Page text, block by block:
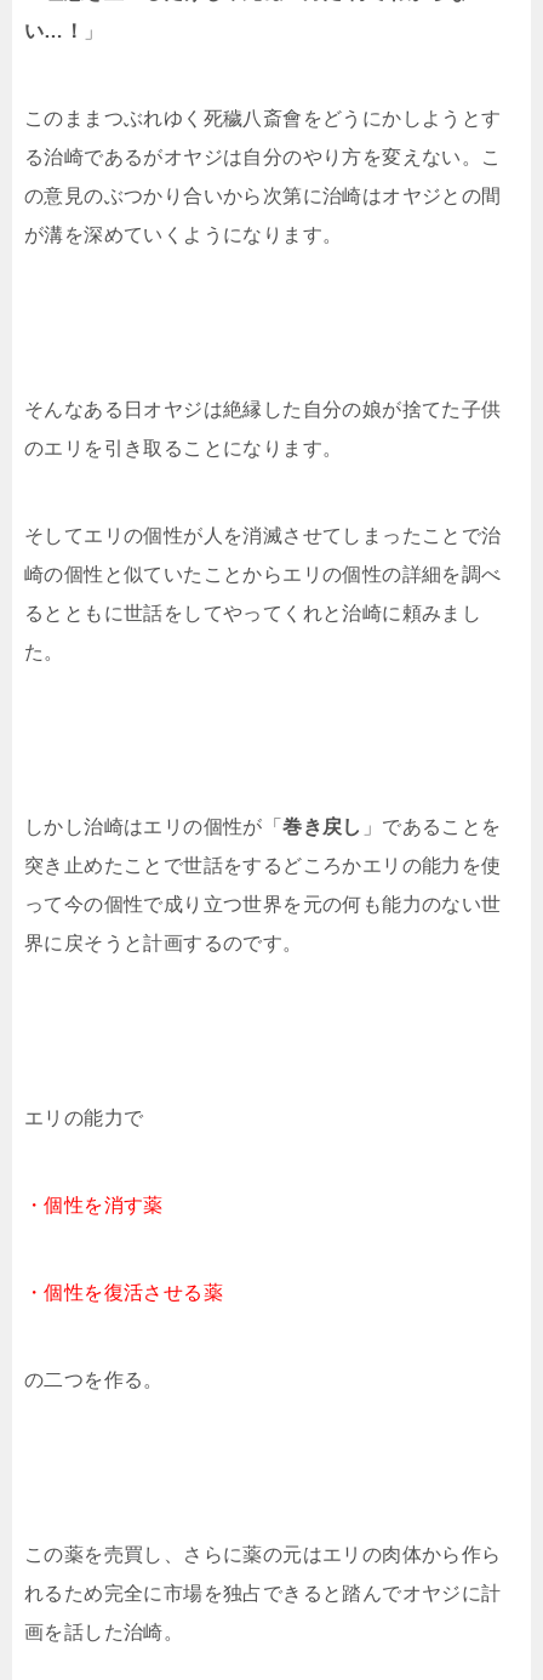
い…！
」
このままつぶれゆく 死穢八斎會をどうにかしようとす
る治崎であるがオヤジは自分のやり方を変えない。こ
の意見のぶつかり合いから次第に治崎はオヤジとの間
が溝を深めていくようになります。
そんなある日オヤジは絶縁した自分の娘が捨てた子供
のエリを引き取ることになります。
そしてエリの個性が人を消滅させてしまったことで治
崎の個性と似ていたことからエリの個性の詳細を調べ
るとともに世話をしてやってくれと治崎に頼みまし
た。
しかし治崎はエリの個性が「巻き戻し 」であることを
突き止めたことで世話をするどころかエリの能力を使
って今の個性で成り立つ世界を元の何も能力のない世
界に戻そうと計画するのです。
エリの能力で
・個性を消す薬
・個性を復活させる薬
の二つを作る。
この薬を売買し、さらに薬の元はエリの肉体から作ら
れるため完全に市場を独占できると踏んでオヤジに計
画を話した治崎。